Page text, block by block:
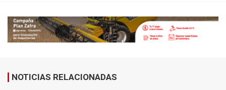
NOTICIAS RELACIONADAS